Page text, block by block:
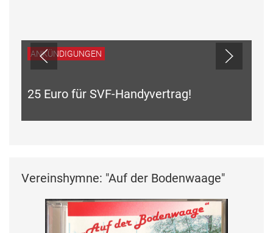
ANKÜNDIGUNGEN
25 Euro für SVF-Handyvertrag!
Vereinshymne: "Auf der Bodenwaage"